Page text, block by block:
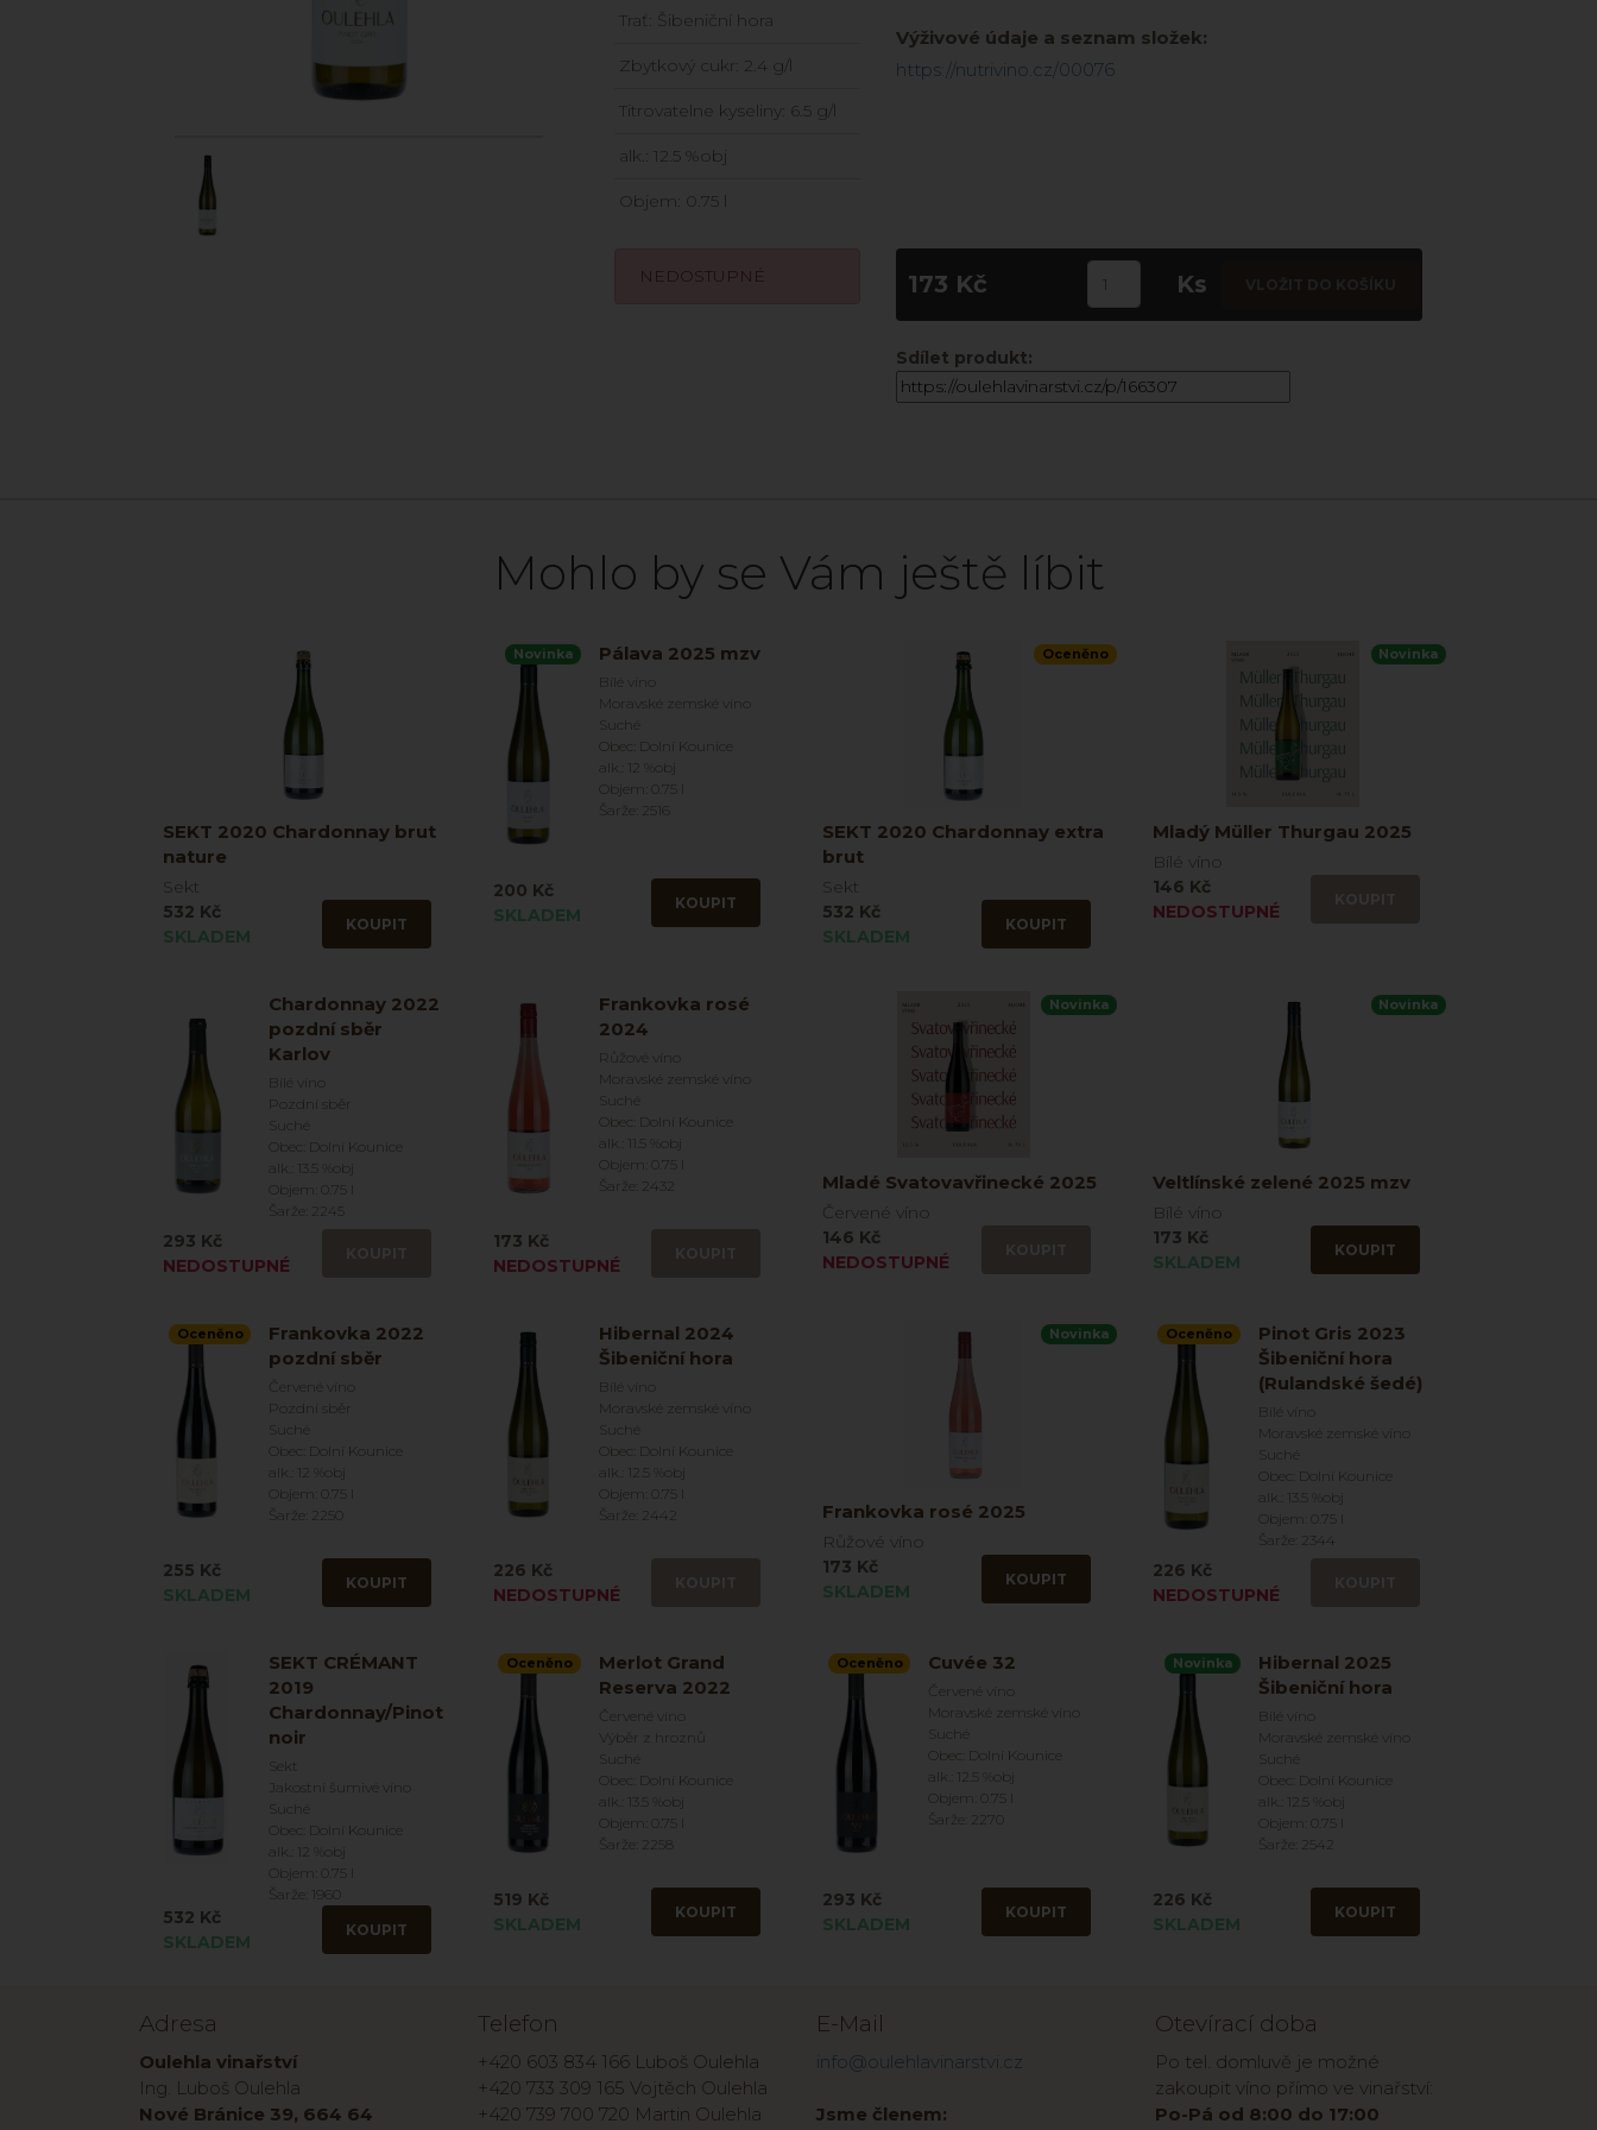
Trať: Šibeniční hora
Zbytkový cukr: 2.4 g/l
Titrovatelne kyseliny: 6.5 g/l
alk.: 12.5 %obj
Objem: 0.75 l
Výživové údaje a seznam složek:
https://nutrivino.cz/00076
NEDOSTUPNÉ 173 Kč Ks
Sdílet produkt:
Mohlo by se Vám ještě líbit
SEKT 2020 Chardonnay brut
nature
Sekt
532 Kč
SKLADEM
KOUPIT
Novinka Pálava 2025 mzv
Bílé víno
Moravské zemské víno
Suché
Obec: Dolní Kounice
alk.: 12 %obj
Objem: 0.75 l
Šarže: 2516
200 Kč
SKLADEM
KOUPIT
Oceněno
SEKT 2020 Chardonnay extra
brut
Sekt
532 Kč
SKLADEM
KOUPIT
Novinka
Mladý Müller Thurgau 2025
Bílé víno
146 Kč
NEDOSTUPNÉ
Chardonnay 2022
pozdní sběr
Karlov
Bílé víno
Pozdní sběr
Suché
Obec: Dolní Kounice
alk.: 13.5 %obj
Objem: 0.75 l
Šarže: 2245
293 Kč
NEDOSTUPNÉ
Frankovka rosé
2024
Růžové víno
Moravské zemské víno
Suché
Obec: Dolní Kounice
alk.: 11.5 %obj
Objem: 0.75 l
Šarže: 2432
173 Kč
NEDOSTUPNÉ
Novinka
Mladé Svatovavřinecké 2025
Červené víno
146 Kč
NEDOSTUPNÉ
Novinka
Veltlínské zelené 2025 mzv
Bílé víno
173 Kč
SKLADEM
KOUPIT
Oceněno
Frankovka 2022
pozdní sběr
Červené víno
Pozdní sběr
Suché
Obec: Dolní Kounice
alk.: 12 %obj
Objem: 0.75 l
Šarže: 2250
255 Kč
SKLADEM
KOUPIT
Hibernal 2024
Šibeniční hora
Bílé víno
Moravské zemské víno
Suché
Obec: Dolní Kounice
alk.: 12.5 %obj
Objem: 0.75 l
Šarže: 2442
226 Kč
NEDOSTUPNÉ
Novinka
Frankovka rosé 2025
Růžové víno
173 Kč
SKLADEM
KOUPIT
Oceněno
Pinot Gris 2023
Šibeniční hora
(Rulandské šedé)
Bílé víno
Moravské zemské víno
Suché
Obec: Dolní Kounice
alk.: 13.5 %obj
Objem: 0.75 l
Šarže: 2344
226 Kč
NEDOSTUPNÉ
SEKT CRÉMANT
2019
Chardonnay/Pinot
noir
Sekt
Jakostní šumivé víno
Suché
Obec: Dolní Kounice
alk.: 12 %obj
Objem: 0.75 l
Šarže: 1960
532 Kč
SKLADEM
KOUPIT
Oceněno
Merlot Grand
Reserva 2022
Červené víno
Výběr z hroznů
Suché
Obec: Dolní Kounice
alk.: 13.5 %obj
Objem: 0.75 l
Šarže: 2258
519 Kč
SKLADEM
KOUPIT
Oceněno Cuvée 32
Červené víno
Moravské zemské víno
Suché
Obec: Dolní Kounice
alk.: 12.5 %obj
Objem: 0.75 l
Šarže: 2270
293 Kč
SKLADEM
KOUPIT
Novinka
Hibernal 2025
Šibeniční hora
Bílé víno
Moravské zemské víno
Suché
Obec: Dolní Kounice
alk.: 12.5 %obj
Objem: 0.75 l
Šarže: 2542
226 Kč
SKLADEM
KOUPIT
Adresa
Oulehla vinařství
Ing. Luboš Oulehla
Nové Bránice 39, 664 64
Telefon
+420 603 834 166 Luboš Oulehla
+420 733 309 165 Vojtěch Oulehla
+420 739 700 720 Martin Oulehla
E-Mail
info@oulehlavinarstvi.cz
Jsme členem:
Otevírací doba
Po tel. domluvě je možné
zakoupit víno přímo ve vinařství:
Po-Pá od 8:00 do 17:00